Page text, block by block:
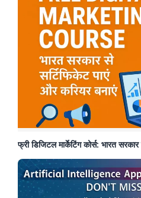
फ्री डिजिटल मार्केटिंग कोर्स: भारत